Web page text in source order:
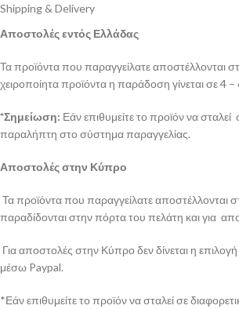
Shipping & Delivery
Αποστολές εντός Ελλάδας
Τα προϊόντα που παραγγείλατε αποστέλλονται
χειροποίητα προϊόντα η παράδοση γίνεται σε 4 –
*Σημείωση: Εάν επιθυμείτε το προϊόν να
παραλήπτη στο σύστημα παραγγελίας.
Αποστολές στην Κύπρο
Τα προϊόντα που παραγγείλατε αποστέλλονται
παραδίδονται στην πόρτα του πελάτη και για
Για αποστολές στην Κύπρο δεν δίνεται η
μέσω Paypal.
*Εάν επιθυμείτε το προϊόν να σταλεί σε